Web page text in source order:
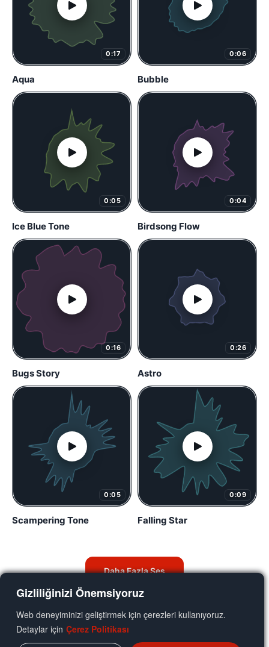
Gizliliğinizi Önemsiyoruz
Web deneyiminizi geliştirmek için çerezleri kullanıyoruz.
Detaylar için Çerez Politikası
0:17
Aqua
0:06
Bubble
0:05
Ice Blue Tone
0:04
Birdsong Flow
0:16
Bugs Story
0:26
Astro
0:05
Scampering Tone
0:09
Falling Star
Daha Fazla Ses